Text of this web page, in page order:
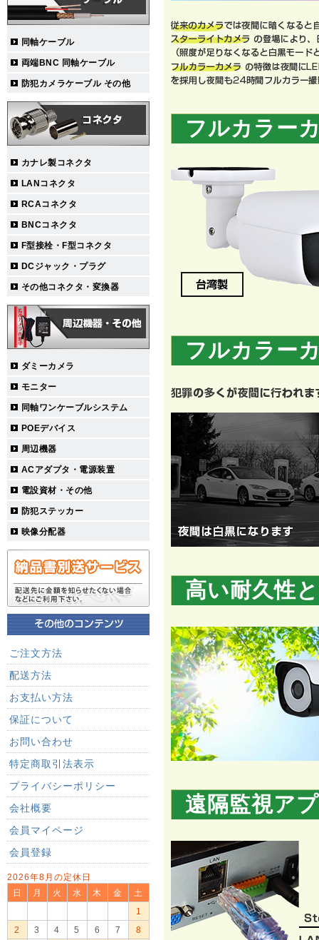
同軸ケーブル
両端BNC 同軸ケーブル
防犯カメラケーブル その他
カナレ製コネクタ
LANコネクタ
RCAコネクタ
BNCコネクタ
F型接栓・F型コネクタ
DCジャック・プラグ
その他コネクタ・変換器
ダミーカメラ
モニター
同軸ワンケーブルシステム
POEデバイス
周辺機器
ACアダプタ・電源装置
電設資材・その他
防犯ステッカー
映像分配器
ご注文方法
配送方法
お支払い方法
保証について
お問い合わせ
特定商取引法表示
プライバシーポリシー
会社概要
会員マイページ
会員登録
2026年8月の定休日
日
月 火 水 木 金
土
1
2
3 4 5 6 7
8
フルカラー
フルカラー
高い耐久性
遠隔監視ア